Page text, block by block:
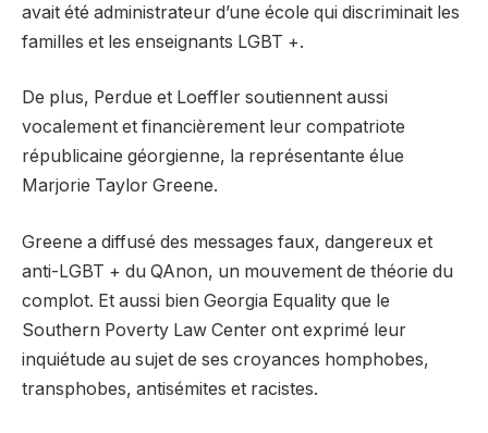
avait été administrateur d’une école qui discriminait les
familles et les enseignants LGBT +.
De plus, Perdue et Loeffler soutiennent aussi
vocalement et financièrement leur compatriote
républicaine géorgienne, la représentante élue
Marjorie Taylor Greene.
Greene a diffusé des messages faux, dangereux et
anti-LGBT + du QAnon, un mouvement de théorie du
complot. Et aussi bien Georgia Equality que le
Southern Poverty Law Center ont exprimé leur
inquiétude au sujet de ses croyances homphobes,
transphobes, antisémites et racistes.